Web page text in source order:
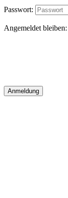
Passwort:
Angemeldet bleiben:
Anmeldung